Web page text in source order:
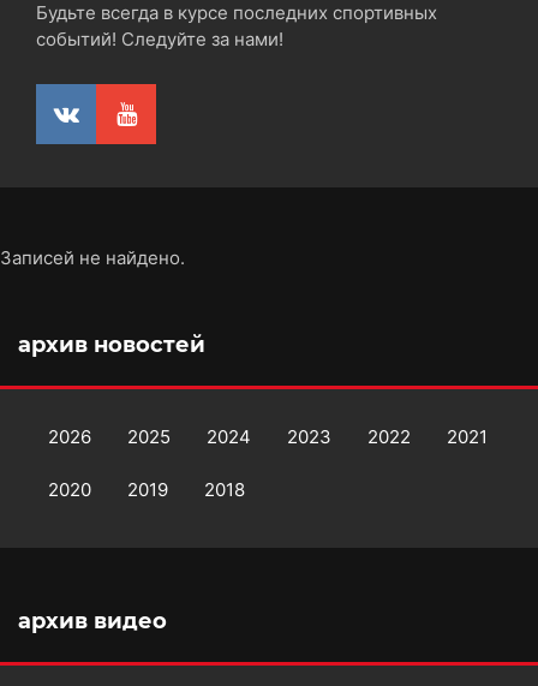
Будьте всегда в курсе последних спортивных
событий! Следуйте за нами!
Записей не найдено.
архив новостей
2026 2025 2024 2023 2022 2021
2020 2019 2018
архив видео